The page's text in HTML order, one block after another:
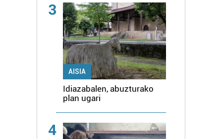
3
AISIA
Idiazabalen, abuzturako
plan ugari
4